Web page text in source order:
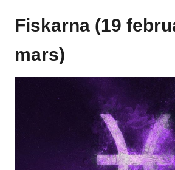
Fiskarna (19
mars)